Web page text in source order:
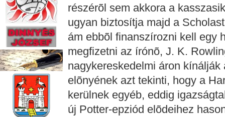
részérõl sem akkora a
ugyan biztosítja majd a
ám ebbõl finanszírozni kell egy
megfizetni az írónõ, J. K.
nagykereskedelmi áron
elõnyének azt tekinti, hogy a
kerülnek egyéb, eddig
új Potter-epziód elõdeihez